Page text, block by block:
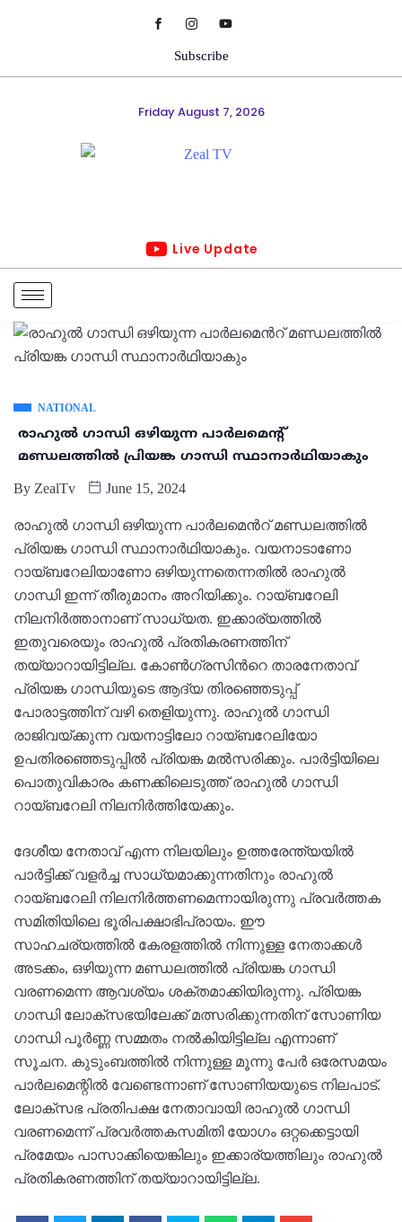
Subscribe
Friday August 7, 2026
Live Update
NATIONAL
രാഹുൽ ഗാന്ധി ഒഴിയുന്ന പാര്‍ലമെന്‍റ്
മണ്ഡലത്തിൽ പ്രിയങ്ക ഗാന്ധി സ്ഥാനാർഥിയാകും
By ZealTv June 15, 2024
രാഹുൽ ഗാന്ധി ഒഴിയുന്ന പാര്‍ലമെന്‍റ് മണ്ഡലത്തിൽ
പ്രിയങ്ക ഗാന്ധി സ്ഥാനാർഥിയാകും. വയനാടാണോ
റായ്ബറേലിയാണോ ഒഴിയുന്നതെന്നതില്‍ രാഹുൽ
ഗാന്ധി ഇന്ന് തീരുമാനം അറിയിക്കും. റായ്ബറേലി
നിലനിർത്താനാണ് സാധ്യത. ഇക്കാര്യത്തിൽ
ഇതുവരെയും രാഹുൽ പ്രതികരണത്തിന്
തയ്യാറായിട്ടില്ല. കോണ്‍ഗ്രസിന്‍റെ താരനേതാവ്
പ്രിയങ്ക ഗാന്ധിയുടെ ആദ്യ തിരഞ്ഞെടുപ്പ്
പോരാട്ടത്തിന് വഴി തെളിയുന്നു. രാഹുൽ ഗാന്ധി
രാജിവയ്ക്കുന്ന വയനാട്ടിലോ റായ്ബറേലിയോ
ഉപതിരഞ്ഞെടുപ്പില്‍ പ്രിയങ്ക മല്‍സരിക്കും. പാർട്ടിയിലെ
പൊതുവികാരം കണക്കിലെടുത്ത് രാഹുല്‍ ഗാന്ധി
റായ്ബറേലി നിലനിർത്തിയേക്കും.
ദേശീയ നേതാവ് എന്ന നിലയിലും ഉത്തരേന്ത്യയിൽ
പാർട്ടിക്ക് വളർച്ച സാധ്യമാക്കുന്നതിനും രാഹുൽ
റായ്ബറേലി നിലനിർത്തണമെന്നായിരുന്നു പ്രവർത്തക
സമിതിയിലെ ഭൂരിപക്ഷാഭിപ്രായം. ഈ
സാഹചര്യത്തിൽ കേരളത്തിൽ നിന്നുള്ള നേതാക്കൾ
അടക്കം, ഒഴിയുന്ന മണ്ഡലത്തിൽ പ്രിയങ്ക ഗാന്ധി
വരണമെന്ന ആവശ്യം ശക്തമാക്കിയിരുന്നു. പ്രിയങ്ക
ഗാന്ധി ലോക്സഭയിലേക്ക് മത്സരിക്കുന്നതിന് സോണിയ
ഗാന്ധി പൂർണ്ണ സമ്മതം നൽകിയിട്ടില്ല എന്നാണ്
സൂചന. കുടുംബത്തിൽ നിന്നുള്ള മൂന്നു പേര്‍ ഒരേസമയം
പാർലമെന്റിൽ വേണ്ടെന്നാണ് സോണിയയുടെ നിലപാട്.
ലോക്‌സഭ പ്രതിപക്ഷ നേതാവായി രാഹുൽ ഗാന്ധി
വരണമെന്ന് പ്രവർത്തകസമിതി യോഗം ഒറ്റക്കെട്ടായി
പ്രമേയം പാസാക്കിയെങ്കിലും ഇക്കാര്യത്തിലും രാഹുൽ
പ്രതികരണത്തിന് തയ്യാറായിട്ടില്ല.